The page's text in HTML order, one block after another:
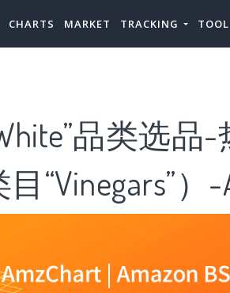
CHARTS MARKET TRACKING
品类选品-
“Vinegars”）-